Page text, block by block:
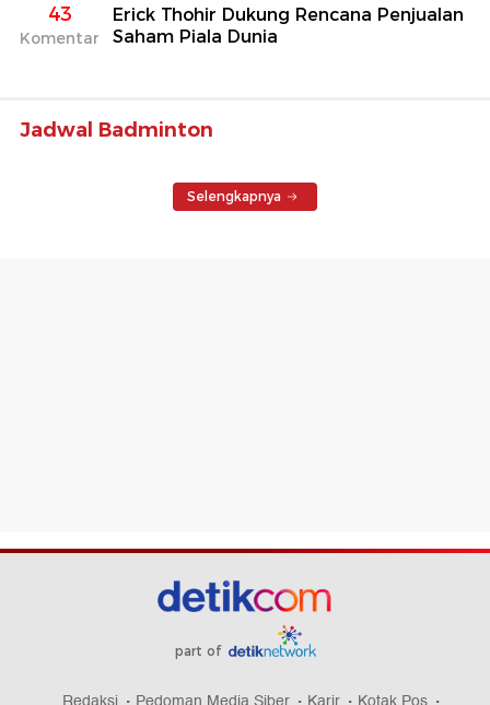
43
Komentar
Erick Thohir Dukung Rencana Penjualan
Saham Piala Dunia
Jadwal Badminton
Selengkapnya
part of